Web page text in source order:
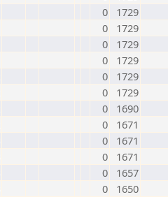
0
1729
0
1729
0
1729
0
1729
0
1729
0
1729
0
1690
0
1671
0
1671
0
1671
0
1657
0
1650